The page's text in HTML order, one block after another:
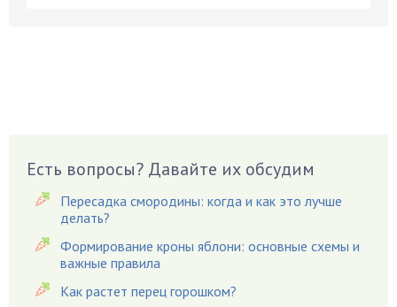
Вишня
Вредители
Гардения
Гацания
Гвоздики
Георгины
Есть вопросы? Давайте их обсудим
Пересадка смородины: когда и как это лучше
делать?
Формирование кроны яблони: основные схемы и
важные правила
Как растет перец горошком?